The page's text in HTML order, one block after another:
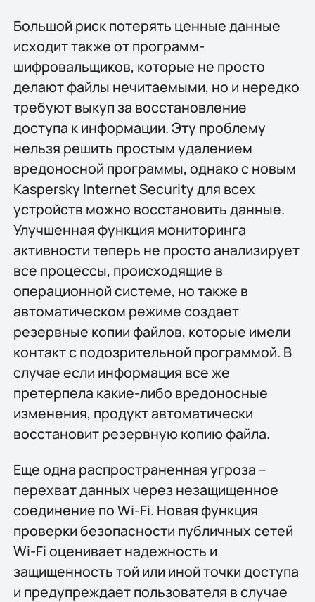
Большой риск потерять ценные данные
исходит также от программ-
шифровальщиков, которые не просто
делают файлы нечитаемыми, но и нередко
требуют выкуп за восстановление
доступа к информации. Эту проблему
нельзя решить простым удалением
вредоносной программы, однако с новым
Kaspersky Internet Security для всех
устройств можно восстановить данные.
Улучшенная функция мониторинга
активности теперь не просто анализирует
все процессы, происходящие в
операционной системе, но также в
автоматическом режиме создает
резервные копии файлов, которые имели
контакт с подозрительной программой. В
случае если информация все же
претерпела какие-либо вредоносные
изменения, продукт автоматически
восстановит резервную копию файла.
Еще одна распространенная угроза –
перехват данных через незащищенное
соединение по Wi-Fi. Новая функция
проверки безопасности публичных сетей
Wi-Fi оценивает надежность и
защищенность той или иной точки доступа
и предупреждает пользователя в случае